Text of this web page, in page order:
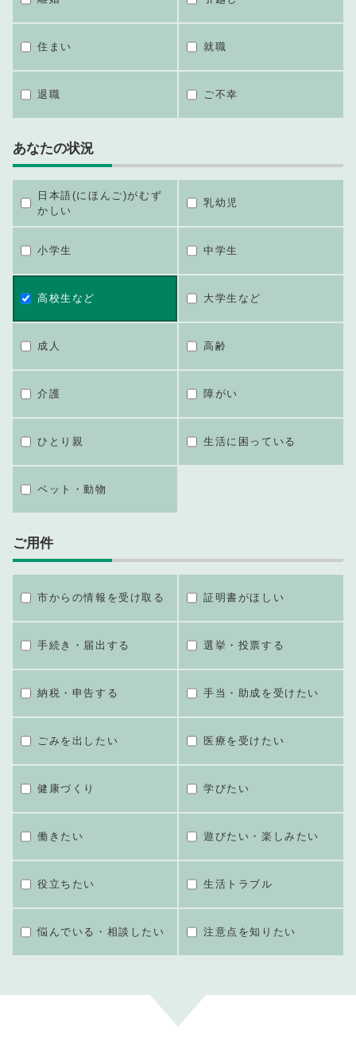
住まい 就職
退職 ご不幸
あなたの状況
日本語(にほんご)がむず
かしい
乳幼児
小学生 中学生
高校生など 大学生など
成人 高齢
介護 障がい
ひとり親 生活に困っている
ペット・動物
ご用件
市からの情報を受け取る 証明書がほしい
手続き・届出する 選挙・投票する
納税・申告する 手当・助成を受けたい
ごみを出したい 医療を受けたい
健康づくり 学びたい
働きたい 遊びたい・楽しみたい
役立ちたい 生活トラブル
悩んでいる・相談したい 注意点を知りたい